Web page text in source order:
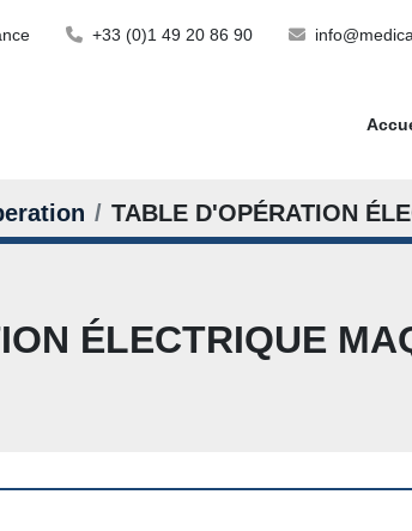
+33 (0)1 49 20 86 90
TABLE D'OPÉRATION
ÉLECTRIQUE